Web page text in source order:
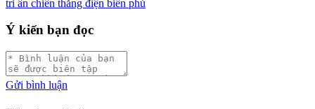
tri ân chiến thắng điện biên phủ
Ý kiến bạn đọc
Gửi bình luận